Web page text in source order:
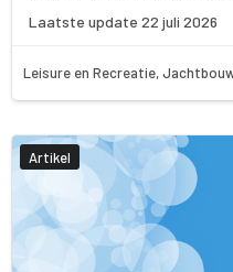
Laatste update 22 juli 2026
Leisure en Recreatie,
Artikel